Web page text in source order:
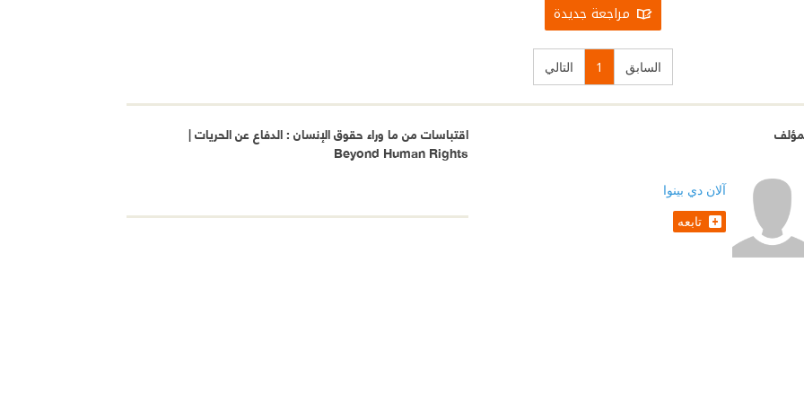
مراجعة جديدة
السابق 1 التالي
آلان دي بينوا
تابعه
اقتباسات من ما وراء حقوق الإنسان : الدفاع عن الحريات |
Beyond Human Rights